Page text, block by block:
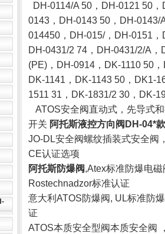
DH-0114/A 50，DH-0121 50
0143，DH-0143 50，DH-0143/
014450，DH-015/，DH-0151
DH-0431/2 74，DH-0431/2/A
(PE)，DH-0914，DK-1110 50
DK-1141，DK-1143 50，DK1-
1511 31，DK-1831/2 30，DK-
ATOS安全阀直动式，先导式
开关 阿托斯液控方向阀DH-04*款
JO-DL安全阀螺纹插装式安全阀
CE认证选项
阿托斯防爆阀,Atex标准防爆电
Rostechnadzor标准认证
意大利ATOS防爆阀, UL标准防
证
ATOS本质安全型阀本质安全阀